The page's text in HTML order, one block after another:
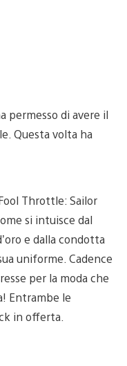
permesso di avere il
Questa volta ha
Throttle: Sailor
si intuisce dal
e dalla condotta
uniforme. Cadence
per la moda che
Entrambe le
in offerta.